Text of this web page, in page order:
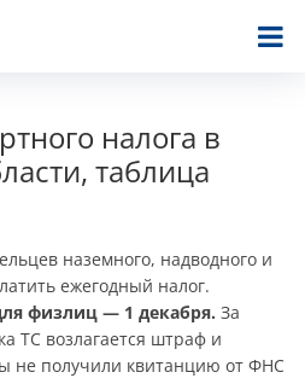
налога в
таблица
наземного, надводного и
ежегодный налог.
физлиц — 1 декабря. За
ТС возлагается штраф и
не получили квитанцию от ФНС